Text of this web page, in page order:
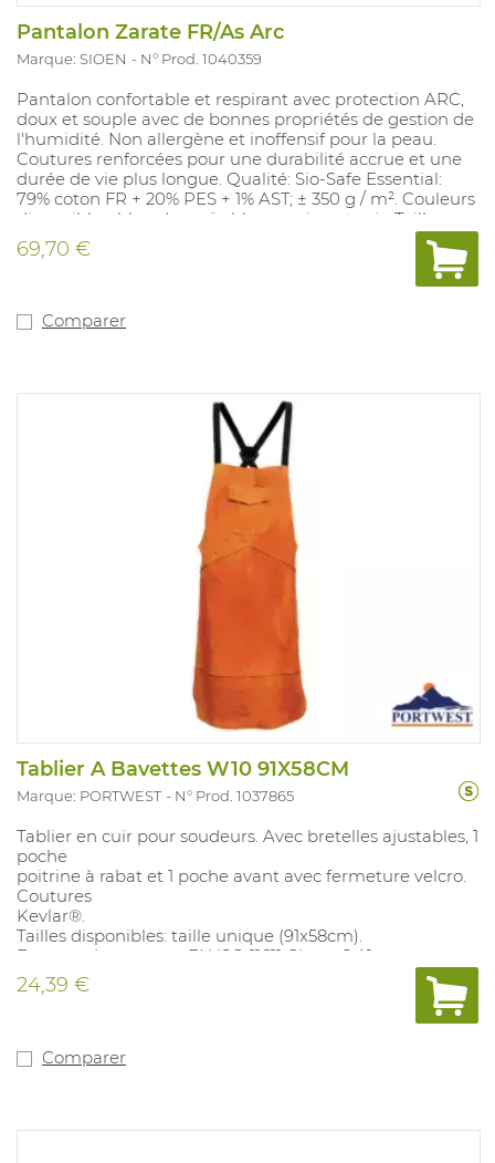
Pantalon Zarate FR/As Arc
Marque: SIOEN N° Prod. 1040359
Pantalon confortable et respirant avec protection ARC,
doux et souple avec de bonnes propriétés de gestion de
l'humidité. Non allergène et inoffensif pour la peau.
Coutures renforcées pour une durabilité accrue et une
durée de vie plus longue. Qualité: Sio-Safe Essential:
79% coton FR + 20% PES + 1% AST; ± 350 g / m². Couleurs
disponibles: bleu de maïs, bleu marine et gris. Tailles
disponibles: 48 S - 58 S - 44 R - 64 R - 46 L - 56 L.
69,70 €
Comparer
Tablier A Bavettes W10 91X58CM
Marque: PORTWEST N° Prod. 1037865
Tablier en cuir pour soudeurs. Avec bretelles ajustables, 1
poche
poitrine à rabat et 1 poche avant avec fermeture velcro.
Coutures
Kevlar®.
Tailles disponibles: taille unique (91x58cm).
En accordance avec: EN ISO 11611 Classe 2 A1.
24,39 €
Comparer